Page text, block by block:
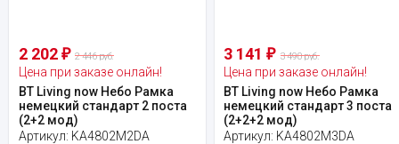
2 202 ₽ 2 446 руб.
Цена при заказе онлайн!
BT Living now Небо Рамка
немецкий стандарт 2 поста
(2+2 мод)
Артикул: KA4802M2DA
3 141₽ 3 490 руб.
Цена при заказе онлайн!
BT Living now Небо Рамка
немецкий стандарт 3 поста
(2+2+2 мод)
Артикул: KA4802M3DA